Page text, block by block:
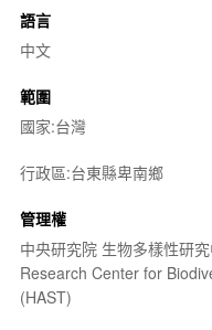
語言
中文
範圍
國家:台灣
行政區:台東縣卑南鄉
管理權
中央研究院 生物多樣性研
Research Center for
(HAST)